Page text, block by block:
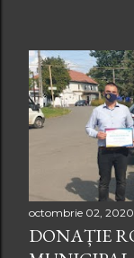
octombrie 02, 2020
DONAȚIE